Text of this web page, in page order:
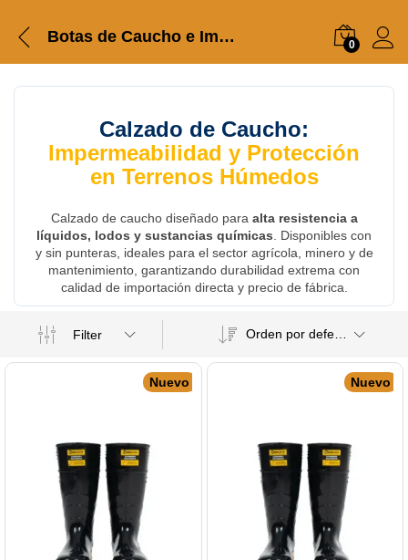
Botas de Caucho e Impermeables 0
Calzado de Caucho:
Impermeabilidad y Protección
en Terrenos Húmedos
Calzado de caucho diseñado para alta resistencia a
líquidos, lodos y sustancias químicas. Disponibles con
y sin punteras, ideales para el sector agrícola, minero y de
mantenimiento, garantizando durabilidad extrema con
calidad de importación directa y precio de fábrica.
Filter Orden por defecto
Nuevo Nuevo